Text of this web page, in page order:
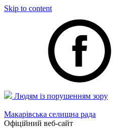
Skip to content
Людям із порушенням зору
Макарівська селищна рада
Офіційний веб-сайт